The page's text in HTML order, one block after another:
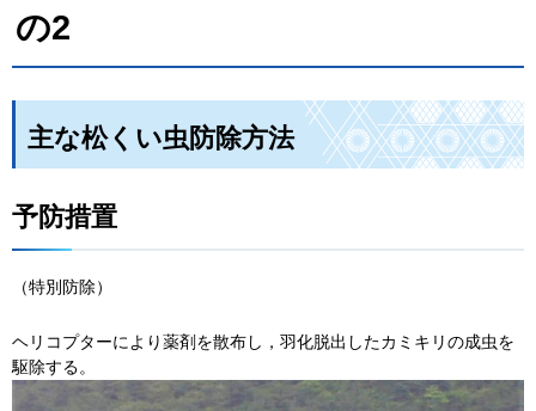
の2
主な松くい虫防除方法
予防措置
（特別防除）
ヘリコプターにより薬剤を散布し，羽化脱出したカミキリの成虫を
駆除する。